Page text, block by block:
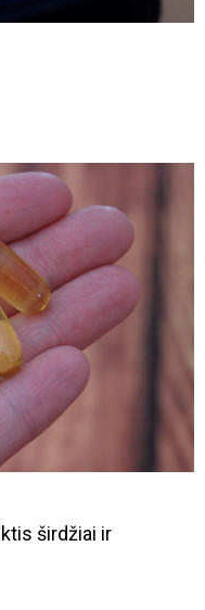
širdžiai ir